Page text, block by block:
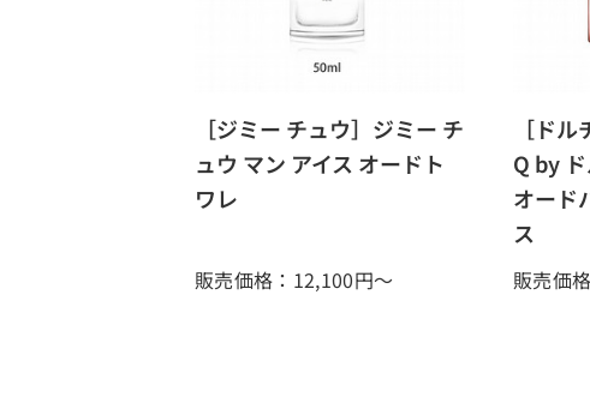
［ジミー チュウ］ジミー チ
ュウ マン アイス オードト
ワレ
販売価格：12,100円～
［ド
Q by
オード
ス
販売価